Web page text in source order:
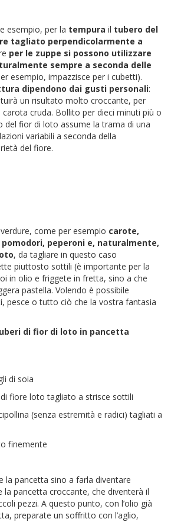
esempio, per la tempura il tubero del
tagliato perpendicolarmente a
per le zuppe si possono utilizzare
sempre a seconda delle
esempio, impazzisce per i cubetti).
dipendono dai gusti personali:
un risultato molto croccante, per
cruda. Bollito per dieci minuti più o
del fior di loto assume la trama di una
variabili a seconda della
del fiore.
come per esempio carote,
peperoni e, naturalmente,
, da tagliare in questo caso
piuttosto sottili (è importante per la
in olio e friggete in fretta, sino a che
pastella. Volendo è possibile
pesce o tutto ciò che la vostra fantasia
di fior di loto in pancetta
di soia
fiore loto tagliato a strisce sottili
(senza estremità e radici) tagliati a
finemente
la pancetta sino a farla diventare
la pancetta croccante, che diventerà il
pezzi. A questo punto, con l’olio già
preparate un soffritto con l’aglio,